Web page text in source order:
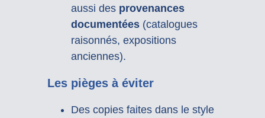
aussi des provenances
documentées(catalogues
raisonnés, expositions
anciennes).
Les pièges à éviter
Des copies faites dans le style